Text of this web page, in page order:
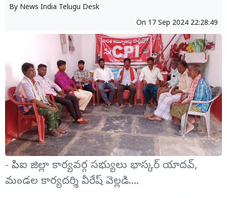
By News India Telugu Desk
On 17 Sep 2024 22:28:49
- సిపిఐ జిల్లా కార్యవర్గ సభ్యులు భాస్కర్ యాదవ్,
మండల కార్యదర్శి వీరేష్ వెల్లడి....